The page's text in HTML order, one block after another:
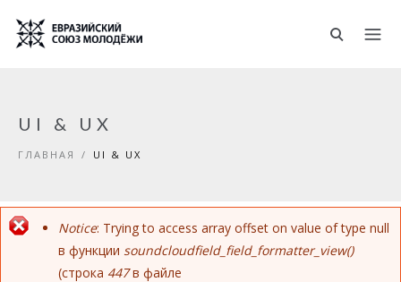
UI & UX
ГЛАВНАЯ / UI & UX
Сообщение об ошибке
Notice: Trying to access array offset on value of type null
в функции soundcloudfield_field_formatter_view()
(строка 447в файле